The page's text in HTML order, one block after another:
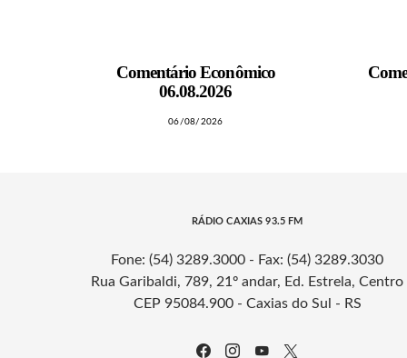
Comentário Econômico
06.08.2026
06/08/2026
RÁDIO CAXIAS 93.5 FM
Fone: (54) 3289.3000 - Fax: (54) 3289.3030
Rua Garibaldi, 789, 21º andar, Ed. Estrela, Centro
CEP 95084.900 - Caxias do Sul - RS